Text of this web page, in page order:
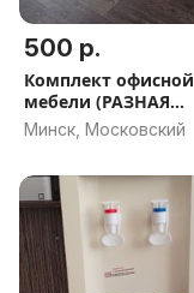
500 р.
Комплект офисной
мебели (РАЗНАЯ
КОМПЛЕКТАЦИЯ)
Минск, Московский